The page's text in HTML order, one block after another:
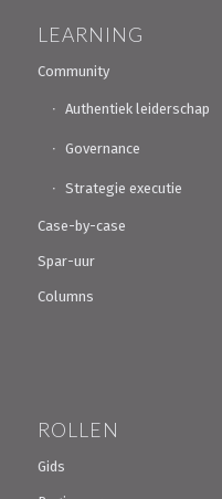
LEARNING
Community
Authentiek leiderschap
Governance
Strategie executie
Case-by-case
Spar-uur
Columns
ROLLEN
Gids